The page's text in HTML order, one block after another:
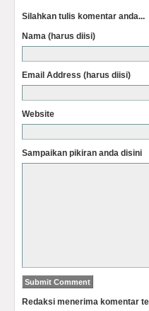
Silahkan tulis komentar anda...
Nama (harus diisi)
Email Address (harus diisi)
Website
Sampaikan pikiran anda disini
Redaksi menerima komentar